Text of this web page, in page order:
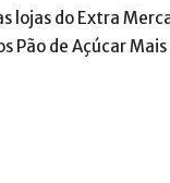
lojas do Extra
Pão de Açúcar